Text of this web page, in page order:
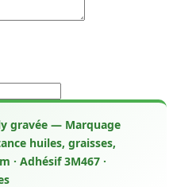
gravée — Marquage
huiles, graisses,
· Adhésif 3M467 ·